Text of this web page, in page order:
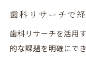
患者の声を
歯科医院の
歯科医院運営
歯科リサーチで
歯科リサーチを活用
的な課題を明確にで